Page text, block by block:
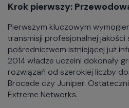
Krok pierwszy:
Pierwszym kluczowym
transmisji profesjonalnej jakości
pośrednictwem istniejącej już
2014 władze uczelni dokonały
rozwiązań od szerokiej liczby
Brocade czy Juniper.
Extreme Networks.